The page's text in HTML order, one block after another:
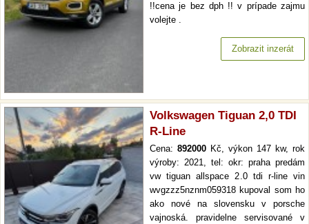
!!cena je bez dph !! v prípade zajmu
volejte .
Zobrazit inzerát
Volkswagen Tiguan 2,0 TDI
R-Line
Cena: 892000 Kč, výkon 147 kw, rok
výroby: 2021, tel: okr: praha predám
vw tiguan allspace 2.0 tdi r-line vin
wvgzzz5nznm059318 kupoval som ho
ako nové na slovensku v porsche
vajnoská. pravidelne servisované v